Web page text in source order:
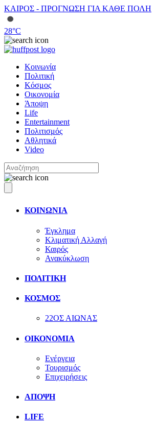
ΚΑΙΡΟΣ - ΠΡΟΓΝΩΣΗ ΓΙΑ ΚΑΘΕ ΠΟΛΗ
28°C
Κοινωνία
Πολιτική
Κόσμος
Οικονομία
Άποψη
Life
Entertainment
Πολιτισμός
Αθλητικά
Video
ΚΟΙΝΩΝΙΑ
Έγκλημα
Κλιματική Αλλαγή
Καιρός
Ανακύκλωση
ΠΟΛΙΤΙΚΗ
ΚΟΣΜΟΣ
22ΟΣ ΑΙΩΝΑΣ
ΟΙΚΟΝΟΜΙΑ
Ενέργεια
Τουρισμός
Επιχειρήσεις
ΑΠΟΨΗ
LIFE